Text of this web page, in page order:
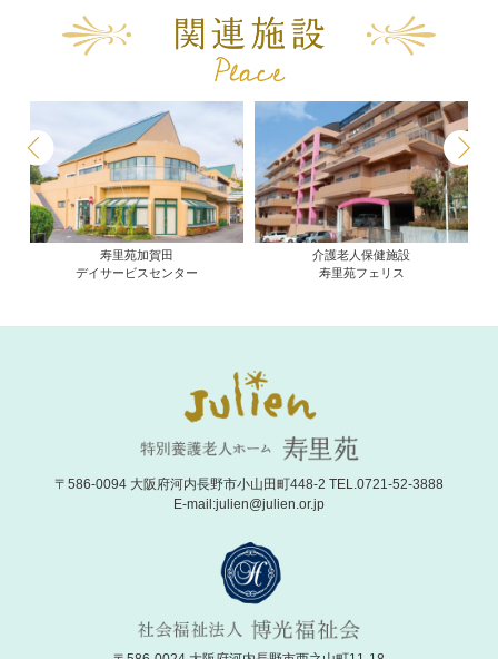
介護老人保健施設
寿里苑フェリス
介護老人福祉施設
寿里苑サラ
Previous Next
〒586-0094 大阪府河内長野市小山田町448-2 TEL.0721-52-3888
E-mail:julien@julien.or.jp